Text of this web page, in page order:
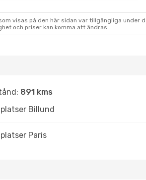
visas på den här sidan var tillgängliga
och priser kan komma att ändras.
891 kms
Billund
Paris